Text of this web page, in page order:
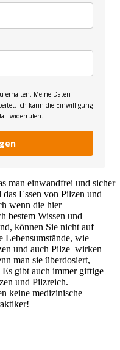
erhalten. Meine Daten
Ich kann die Einwilligung
widerrufen.
man einwandfrei und sicher
Essen von Pilzen und
wenn die hier
bestem Wissen und
können Sie nicht auf
Lebensumstände, wie
und auch Pilze wirken
man sie überdosiert,
gibt auch immer giftige
und Pilzreich.
keine medizinische